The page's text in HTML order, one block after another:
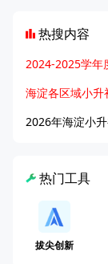
热搜内容
热门工具
拔尖创新